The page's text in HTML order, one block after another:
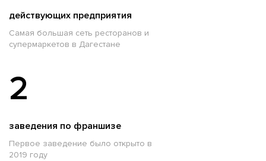
действующих предприятия
Самая большая сеть ресторанов и
супермаркетов в Дагестане
2
заведения по франшизе
Первое заведение было открыто в
2019 году